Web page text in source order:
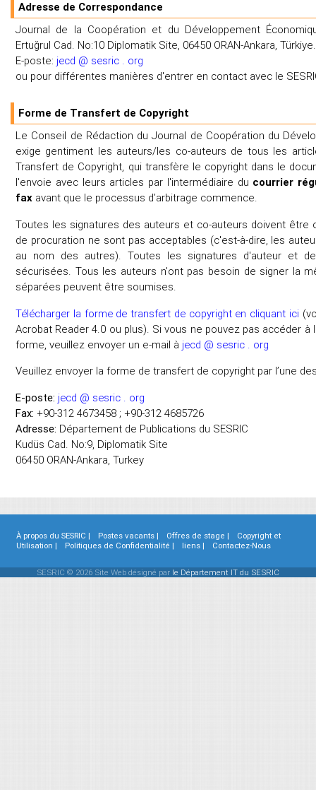
Adresse de Correspondance
Journal de la Coopération et du Développement
Ertuğrul Cad. No:10 Diplomatik Site, 06450 ORAN-Ankara, Türkiye.
E-poste: jecd @ sesric . org
ou pour différentes manières d'entrer en contact avec le
Forme de Transfert de Copyright
Le Conseil de Rédaction du Journal de Coopération du
exige gentiment les auteurs/les co-auteurs de tous les
Transfert de Copyright, qui transfère le copyright dans le
l'envoie avec leurs articles par l'intermédiaire du courrier
fax avant que le processus d’arbitrage commence.
Toutes les signatures des auteurs et co-auteurs doivent être
de procuration ne sont pas acceptables (c'est-à-dire, les
au nom des autres). Toutes les signatures d'auteur et
sécurisées. Tous les auteurs n'ont pas besoin de signer la
séparées peuvent être soumises.
Télécharger la forme de transfert de copyright en cliquant ici
Acrobat Reader 4.0 ou plus). Si vous ne pouvez pas accéder
forme, veuillez envoyer un e-mail à jecd @ sesric . org
Veuillez envoyer la forme de transfert de copyright par l’une
E-poste: jecd @ sesric . org
Fax: +90-312 4673458 ; +90-312 4685726
Adresse: Département de Publications du SESRIC
Kudüs Cad. No:9, Diplomatik Site
06450 ORAN-Ankara, Turkey
À propos du SESRIC | Postes vacants | Offres de stage |
Copyright et
Utilisation |
Politiques de Confidentialité | liens | Contactez-Nous
SESRIC © 2026 Site Web désigné par le Département IT du SESRIC